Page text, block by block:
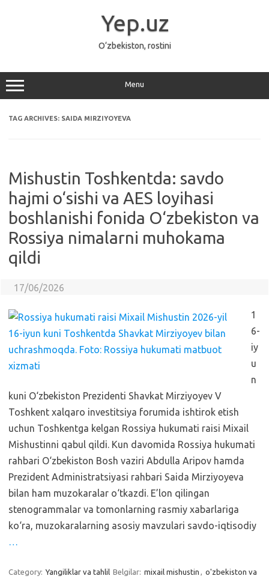
Yep.uz
O‘zbekiston, rostini
Menu
TAG ARCHIVES: SAIDA MIRZIYOYEVA
Mishustin Toshkentda: savdo
hajmi o‘sishi va AES loyihasi
boshlanishi fonida O‘zbekiston va
Rossiya nimalarni muhokama
qildi
17/06/2026
1
6-
iy
u
n
kuni O‘zbekiston Prezidenti Shavkat Mirziyoyev V
Toshkent xalqaro investitsiya forumida ishtirok etish
uchun Toshkentga kelgan Rossiya hukumati raisi Mixail
Mishustinni qabul qildi. Kun davomida Rossiya hukumati
rahbari O‘zbekiston Bosh vaziri Abdulla Aripov hamda
Prezident Administratsiyasi rahbari Saida Mirziyoyeva
bilan ham muzokaralar o‘tkazdi. E’lon qilingan
stenogrammalar va tomonlarning rasmiy xabarlariga
ko‘ra, muzokaralarning asosiy mavzulari savdo-iqtisodiy
…
Category: Yangiliklar va tahlil Belgilar: mixail mishustin , o'zbekiston va